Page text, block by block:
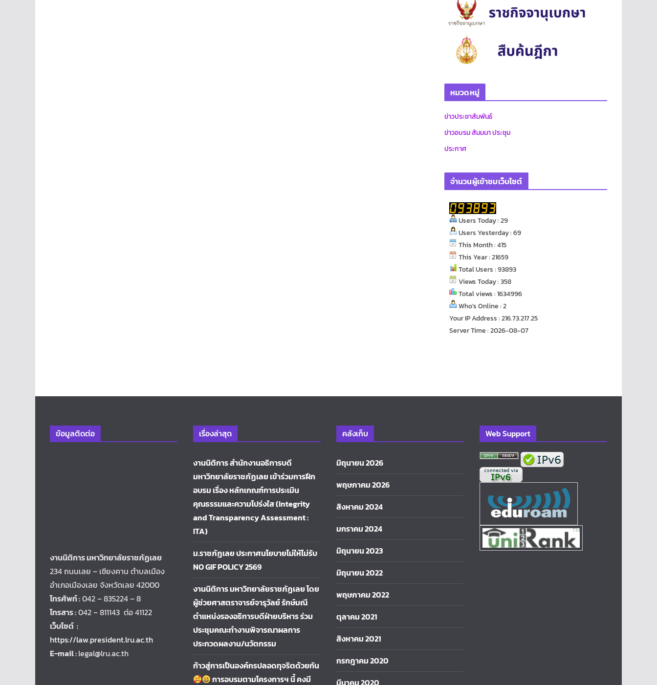
หมวดหมู่
ข่าวประชาสัมพันธ์
ข่าวอบรม สัมมนา ประชุม
ประกาศ
จำนวนผู้เข้าชมเว็บไซต์
Users Today : 29
Users Yesterday : 69
This Month : 415
This Year : 21659
Total Users : 93893
Views Today : 358
Total views : 1634996
Who's Online : 2
Your IP Address : 216.73.217.25
Server Time : 2026-08-07
ข้อมูลติดต่อ
งานนิติการ มหาวิทยาลัยราชภัฏเลย
234 ถนนเลย – เชียงคาน ตำบลเมือง
อำเภอเมืองเลย จังหวัดเลย 42000
โทรศัพท์ :042 – 835224 – 8
โทรสาร :042 – 811143 ต่อ 41122
เว็บไซต์ :
https://law.president.lru.ac.th
E-mail :legal@lru.ac.th
เรื่องล่าสุด
งานนิติการ สำนักงานอธิการบดี
มหาวิทยาลัยราชภัฏเลย เข้าร่วมการฝึก
อบรม เรื่อง หลักเกณฑ์การประเมิน
คุณธรรมและความโปร่งใส (Integrity
and Transparency Assessment :
ITA)
ม.ราชภัฏเลย ประกาศนโยบายไม่ให้ไม่รับ
NO GIF POLICY 2569
งานนิติการ มหาวิทยาลัยราชภัฏเลย โดย
ผู้ช่วยศาสตราจารย์จารุวัลย์ รักษ์มณี
ตำแหน่งรองอธิการบดีฝ่ายบริหาร ร่วม
ประชุมคณะทำงานพิจารณาผลการ
ประกวดผลงาน/นวัตกรรม
ก้าวสู่การเป็นองค์กรปลอดทุจริตด้วยกัน
การอบรมตามโครงการฯ นี้ คงมี
คลังเก็บ
มิถุนายน 2026
พฤษภาคม 2026
สิงหาคม 2024
มกราคม 2024
มิถุนายน 2023
มิถุนายน 2022
พฤษภาคม 2022
ตุลาคม 2021
สิงหาคม 2021
กรกฎาคม 2020
มีนาคม 2020
Web Support